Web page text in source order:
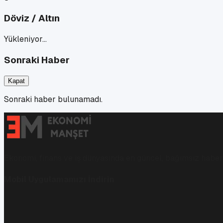
Döviz / Altın
Yükleniyor…
Sonraki Haber
Kapat
Sonraki haber bulunamadı.